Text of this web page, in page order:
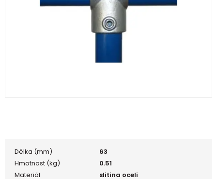
Délka (mm)
63
Hmotnost (kg)
0.51
Materiál
slitina oceli